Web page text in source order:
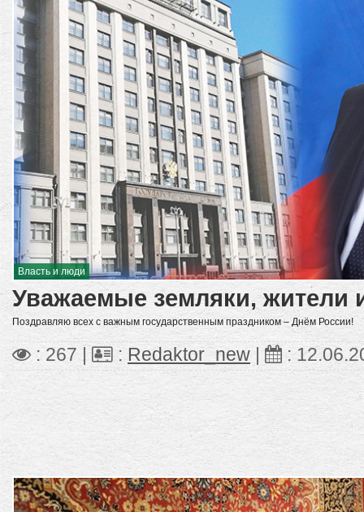
Власть и люди
Уважаемые земляки, жители
Поздравляю всех с важным государственным праздником – Днём России!
: 267 | : Redaktor_new :